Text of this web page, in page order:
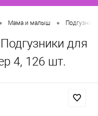
Мама и малыш •
для
4, 126 шт.